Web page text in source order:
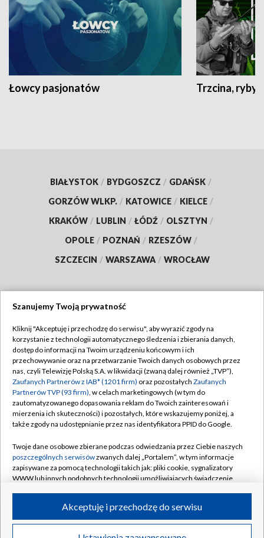
Łowcy pasjonatów Trzcina, ryby
BIAŁYSTOK / BYDGOSZCZ / GDAŃSK /
GORZÓW WLKP. / KATOWICE / KIELCE /
KRAKÓW / LUBLIN / ŁÓDŹ / OLSZTYN /
OPOLE / POZNAŃ / RZESZÓW /
SZCZECIN / WARSZAWA / WROCŁAW
TVP
Abonament TVP
Emisja w TVP
Centrum informacji TVP
Naziemna Telewizja Cyfrowa
Rada Programowa
System NOS
Informacje o nadawcy
Program dla prasy
Regulamin TVP
Polityka prywatności
Moje zgody
Pomoc
Kontakt
Kanały
©2026 Telewizja Polska S.A. w likwidacji
Szanujemy Twoją prywatność
Kliknij "Akceptuję i przechodzę do serwisu", aby wyrazić zgody na
korzystanie z technologii automatycznego śledzenia i zbierania danych,
dostęp do informacji na Twoim urządzeniu końcowym i ich
przechowywanie oraz na przetwarzanie Twoich danych osobowych przez
nas, czyli Telewizję Polską S.A. w likwidacji (zwaną dalej również „TVP”),
Zaufanych Partnerów z IAB* (1201 firm) oraz pozostałych Zaufanych
Partnerów TVP (93 firm), w celach marketingowych (w tym do
zautomatyzowanego dopasowania reklam do Twoich zainteresowań i
mierzenia ich skuteczności) i pozostałych, które wskazujemy poniżej, a
także zgody na udostępnianie przez nas identyfikatora PPID do Google.
Twoje dane osobowe zbierane podczas odwiedzania przez Ciebie naszych
poszczególnych serwisówzwanych dalej „Portalem”, w tym informacje
zapisywane za pomocą technologii takich jak: pliki cookie, sygnalizatory
WWW lub innych podobnych technologii umożliwiających świadczenie
ruchu w Internecie.
Twoje dane osobowe zbierane podczas odwiedzania przez Ciebie
Akceptuję i przechodzę do serwisu